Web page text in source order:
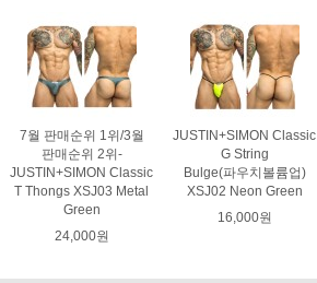
7월 판매순위 1위/3월
판매순위 2위-
JUSTIN+SIMON Classic
T Thongs XSJ03 Metal
Green
24,000원
JUSTIN+SIMON Classic
G String
Bulge(파우치볼륨업)
XSJ02 Neon Green
16,000원